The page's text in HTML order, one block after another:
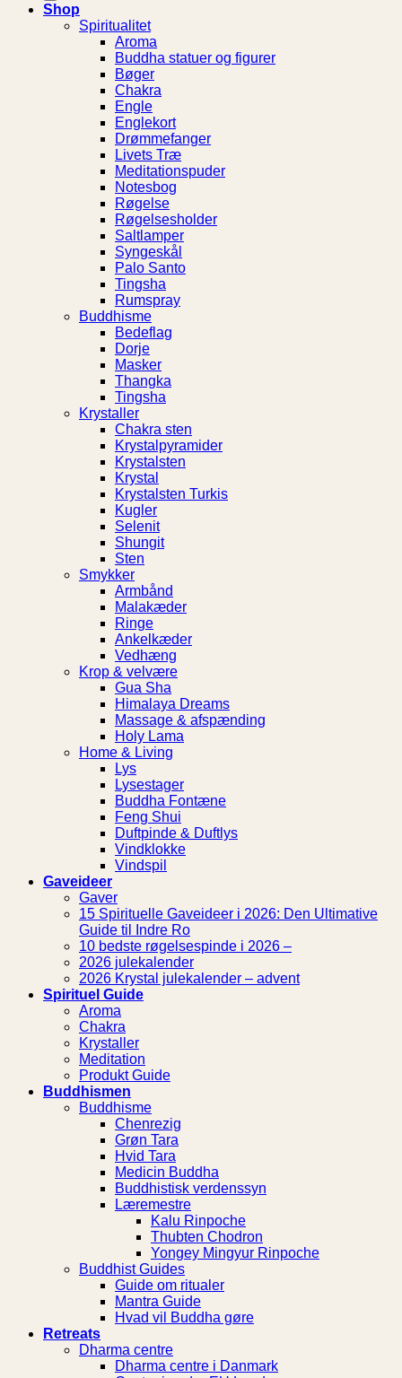
Shop
Spiritualitet
Aroma
Buddha statuer og figurer
Bøger
Chakra
Engle
Englekort
Drømmefanger
Livets Træ
Meditationspuder
Notesbog
Røgelse
Røgelsesholder
Saltlamper
Syngeskål
Palo Santo
Tingsha
Rumspray
Buddhisme
Bedeflag
Dorje
Masker
Thangka
Tingsha
Krystaller
Chakra sten
Krystalpyramider
Krystalsten
Krystal
Krystalsten Turkis
Kugler
Selenit
Shungit
Sten
Smykker
Armbånd
Malakæder
Ringe
Ankelkæder
Vedhæng
Krop & velvære
Gua Sha
Himalaya Dreams
Massage & afspænding
Holy Lama
Home & Living
Lys
Lysestager
Buddha Fontæne
Feng Shui
Duftpinde & Duftlys
Vindklokke
Vindspil
Gaveideer
Gaver
15 Spirituelle Gaveideer i 2026: Den Ultimative
Guide til Indre Ro
10 bedste røgelsespinde i 2026 –
2026 julekalender
2026 Krystal julekalender – advent
Spirituel Guide
Aroma
Chakra
Krystaller
Meditation
Produkt Guide
Buddhismen
Buddhisme
Chenrezig
Grøn Tara
Hvid Tara
Medicin Buddha
Buddhistisk verdenssyn
Læremestre
Kalu Rinpoche
Thubten Chodron
Yongey Mingyur Rinpoche
Buddhist Guides
Guide om ritualer
Mantra Guide
Hvad vil Buddha gøre
Retreats
Dharma centre
Dharma centre i Danmark